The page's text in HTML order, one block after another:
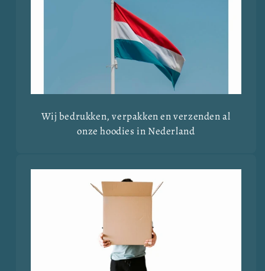
Wij bedrukken, verpakken en verzenden al
onze hoodies in Nederland